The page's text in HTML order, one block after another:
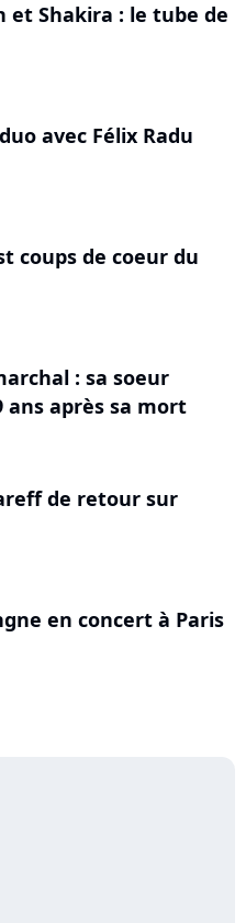
et Shakira : le tube de
avec Félix Radu
coups de coeur du
: sa soeur
ans après sa mort
de retour sur
en concert à Paris